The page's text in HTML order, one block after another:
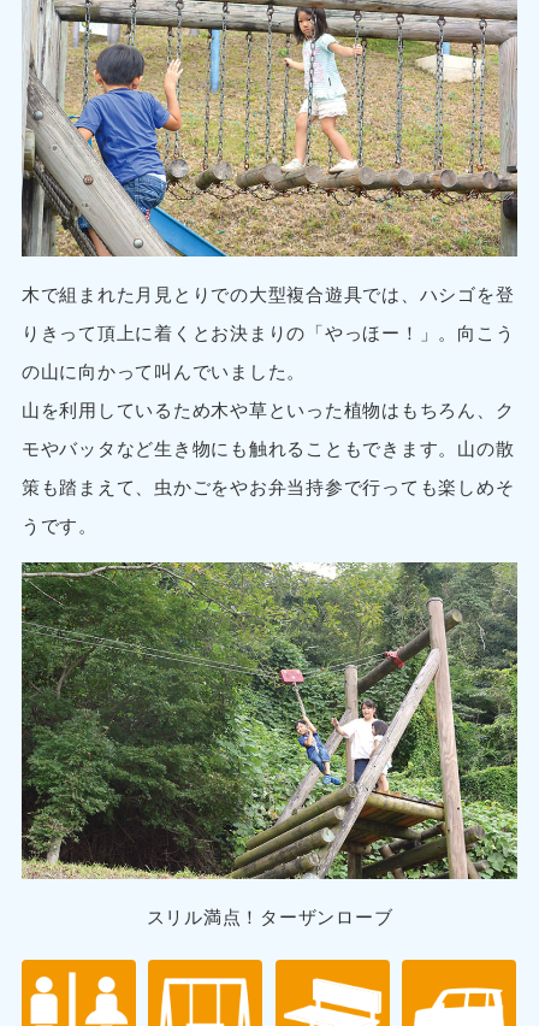
木で組まれた月見とりでの大型複合遊具では、ハシゴを登
りきって頂上に着くとお決まりの「やっほー！」。向こう
の山に向かって叫んでいました。
山を利用しているため木や草といった植物はもちろん、ク
モやバッタなど生き物にも触れることもできます。山の散
策も踏まえて、虫かごをやお弁当持参で行っても楽しめそ
うです。
スリル満点！ターザンローブ